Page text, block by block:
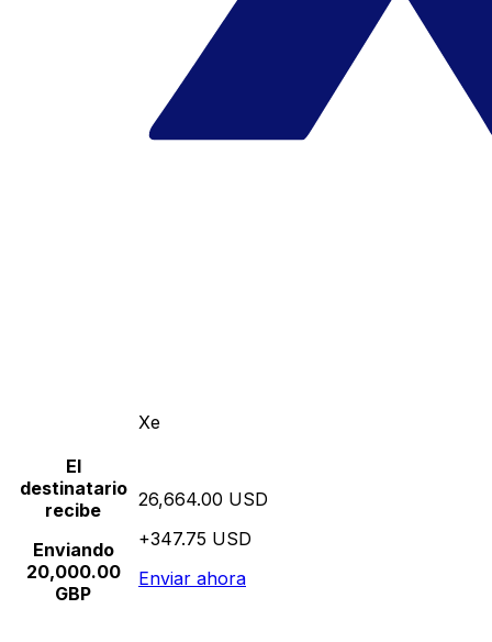
Xe
El
destinatario
recibe
Enviando
20,000.00
GBP
26,664.00 USD
+347.75 USD
Enviar ahora